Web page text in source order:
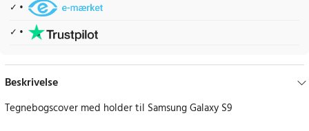
Beskrivelse
Tegnebogscover med holder til Samsung Galaxy S9